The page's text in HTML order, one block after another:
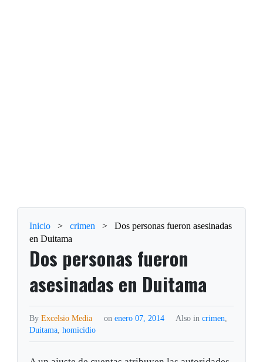
Inicio > crimen >
Dos personas fueron asesinadas
en Duitama
Dos personas fueron
asesinadas en Duitama
ByExcelsio Media on enero 07, 2014 Also in crimen,
Duitama,homicidio